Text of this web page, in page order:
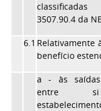
3507.90.4 da
6.1 Relativamente
benefício
a - às saídas
entre